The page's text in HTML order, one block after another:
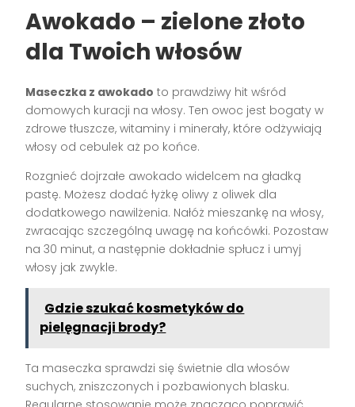
Awokado – zielone złoto
dla Twoich włosów
Maseczka z awokado to prawdziwy hit wśród
domowych kuracji na włosy. Ten owoc jest bogaty w
zdrowe tłuszcze, witaminy i minerały, które odżywiają
włosy od cebulek aż po końce.
Rozgnieć dojrzałe awokado widelcem na gładką
pastę. Możesz dodać łyżkę oliwy z oliwek dla
dodatkowego nawilżenia. Nałóż mieszankę na włosy,
zwracając szczególną uwagę na końcówki. Pozostaw
na 30 minut, a następnie dokładnie spłucz i umyj
włosy jak zwykle.
Gdzie szukać kosmetyków do
pielęgnacji brody?
Ta maseczka sprawdzi się świetnie dla włosów
suchych, zniszczonych i pozbawionych blasku.